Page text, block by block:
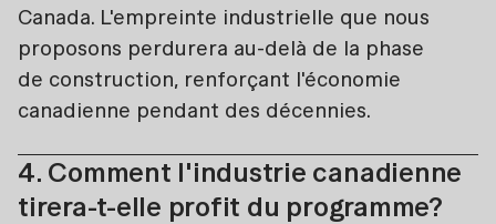
Canada. L'empreinte industrielle que nous
proposons perdurera au-delà de la phase
de construction, renforçant l'économie
canadienne pendant des décennies.
4. Comment l'industrie canadienne
tirera-t-elle profit du programme?